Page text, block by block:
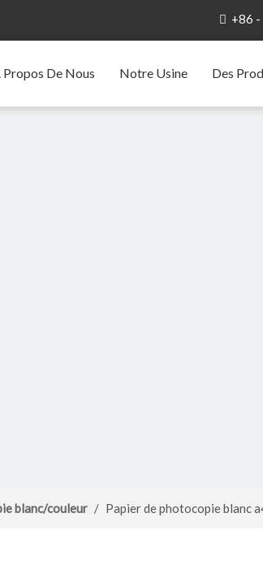
 +86
Propos De Nous Notre Usine Des
blanc/couleur / Papier de photocopie blanc